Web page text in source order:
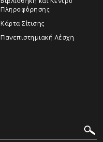
Πληροφόρησης
Kάρτα Σίτισης
Πανεπιστημιακή Λέσχη